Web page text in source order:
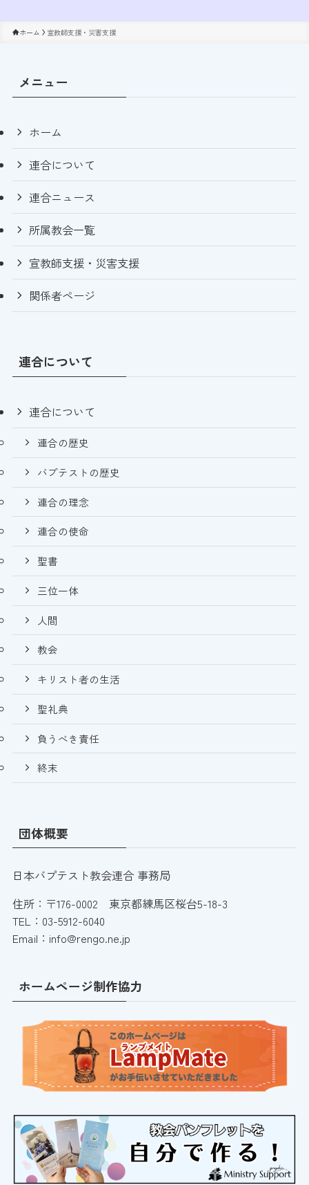
ホーム 宣教師支援・災害支援
メニュー
ホーム
連合について
連合ニュース
所属教会一覧
宣教師支援・災害支援
関係者ページ
連合について
連合について
連合の歴史
バプテストの歴史
連合の理念
連合の使命
聖書
三位一体
人間
教会
キリスト者の生活
聖礼典
負うべき責任
終末
団体概要
日本バプテスト教会連合 事務局
住所：〒176-0002 東京都練馬区桜台5-18-3
TEL：03-5912-6040
Email：info@rengo.ne.jp
ホームページ制作協力